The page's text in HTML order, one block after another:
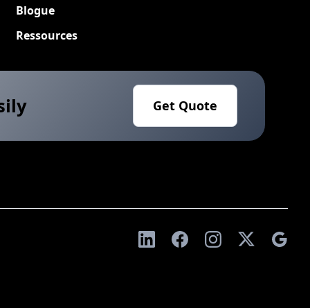
Blogue
Ressources
Get Quote